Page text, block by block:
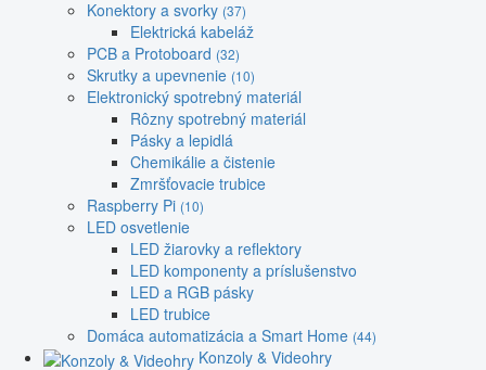
Konektory a svorky (37)
Elektrická kabeláž
PCB a Protoboard (32)
Skrutky a upevnenie (10)
Elektronický spotrebný materiál
Rôzny spotrebný materiál
Pásky a lepidlá
Chemikálie a čistenie
Zmršťovacie trubice
Raspberry Pi (10)
LED osvetlenie
LED žiarovky a reflektory
LED komponenty a príslušenstvo
LED a RGB pásky
LED trubice
Domáca automatizácia a Smart Home (44)
Konzoly & Videohry